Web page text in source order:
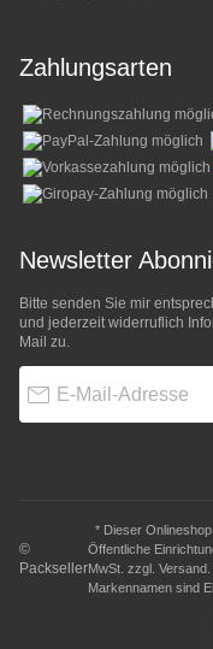
Zahlungsarten
Newsletter
Bitte senden Sie mir
und jederzeit widerruflich
Mail zu.
©
Packseller
* Dieser
Öffentliche
MwSt. zzgl. Versand
Markennamen sind